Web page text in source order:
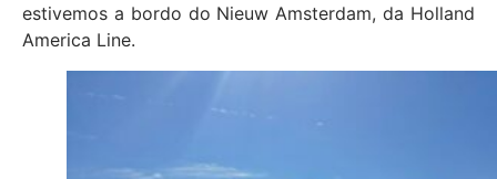
estivemos a bordo do Nieuw Amsterdam, da Holland
America Line.